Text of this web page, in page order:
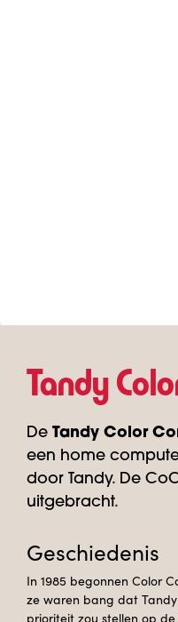
Tandy
De Tandy Color
een home
door Tandy. De
uitgebracht.
Geschiedenis
In 1985 begonnen Color
ze waren bang dat
prioriteit zou stellen op de